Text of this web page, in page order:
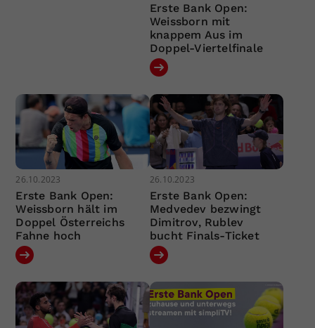
Erste Bank Open:
Weissborn mit
knappem Aus im
Doppel-Viertelfinale
26.10.2023
Erste Bank Open:
Weissborn hält im
Doppel Österreichs
Fahne hoch
26.10.2023
Erste Bank Open:
Medvedev bezwingt
Dimitrov, Rublev
bucht Finals-Ticket